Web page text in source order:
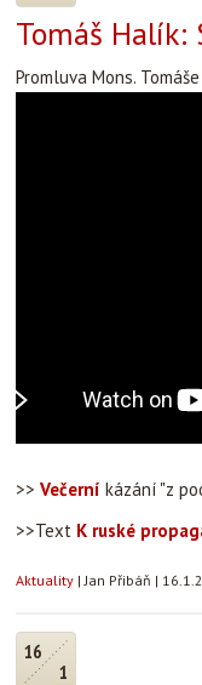
Tomáš Halík:
Promluva Mons.
>> Večerní kázání "z
>>Text K ruské
Aktuality |Jan Přibáň |
16
1